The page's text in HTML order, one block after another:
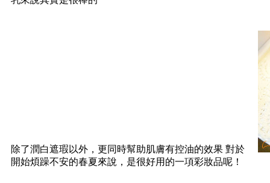
除了潤白遮瑕以外，更同時幫助肌膚有控油的效果 對於
開始煩躁不安的春夏來說，是很好用的一項彩妝品呢！